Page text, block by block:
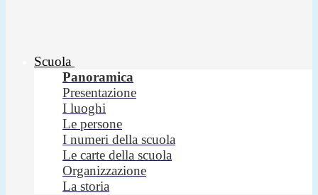
Scuola
Panoramica
Presentazione
I luoghi
Le persone
I numeri della scuola
Le carte della scuola
Organizzazione
La storia